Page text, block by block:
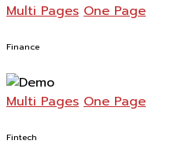
Multi Pages One Page
Finance
Multi Pages One Page
Fintech